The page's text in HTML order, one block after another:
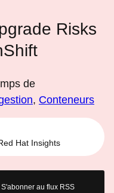
Risks
de
, Conteneurs
Hat Insights
S'abonner au flux RSS